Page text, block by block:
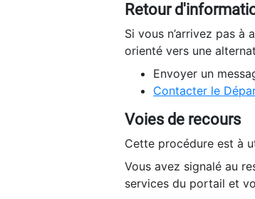
Retour
Si vous n’arrivez pas
orienté vers une
Envoyer un
Contacter le
Voies de recours
Cette procédure est à
Vous avez signalé au
services du portail et